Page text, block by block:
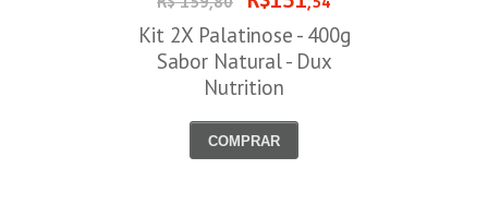
Kit 2X Palatinose - 400g
Sabor Natural - Dux
Nutrition
COMPRAR